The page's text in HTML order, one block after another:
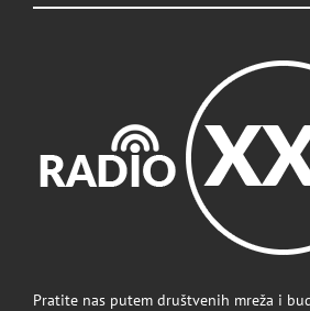
Pratite nas putem društvenih mreža i